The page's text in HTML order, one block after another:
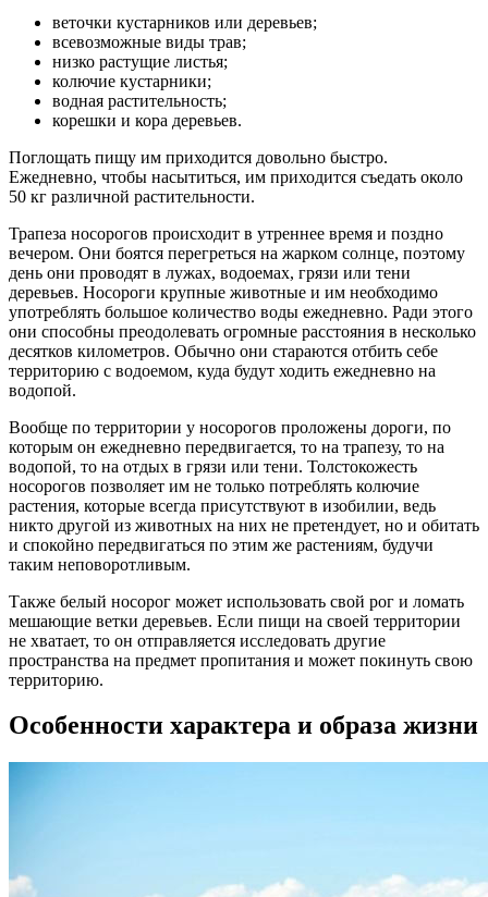
веточки кустарников или деревьев;
всевозможные виды трав;
низко растущие листья;
колючие кустарники;
водная растительность;
корешки и кора деревьев.
Поглощать пищу им приходится довольно быстро.
Ежедневно, чтобы насытиться, им приходится съедать около
50 кг различной растительности.
Трапеза носорогов происходит в утреннее время и поздно
вечером. Они боятся перегреться на жарком солнце, поэтому
день они проводят в лужах, водоемах, грязи или тени
деревьев. Носороги крупные животные и им необходимо
употреблять большое количество воды ежедневно. Ради этого
они способны преодолевать огромные расстояния в несколько
десятков километров. Обычно они стараются отбить себе
территорию с водоемом, куда будут ходить ежедневно на
водопой.
Вообще по территории у носорогов проложены дороги, по
которым он ежедневно передвигается, то на трапезу, то на
водопой, то на отдых в грязи или тени. Толстокожесть
носорогов позволяет им не только потреблять колючие
растения, которые всегда присутствуют в изобилии, ведь
никто другой из животных на них не претендует, но и обитать
и спокойно передвигаться по этим же растениям, будучи
таким неповоротливым.
Также белый носорог может использовать свой рог и ломать
мешающие ветки деревьев. Если пищи на своей территории
не хватает, то он отправляется исследовать другие
пространства на предмет пропитания и может покинуть свою
территорию.
Особенности характера и образа жизни